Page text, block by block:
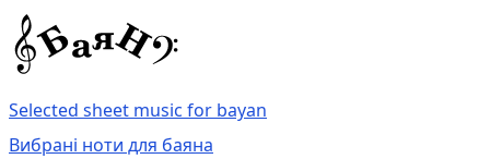
Selected sheet music for bayan
Вибрані ноти для баяна